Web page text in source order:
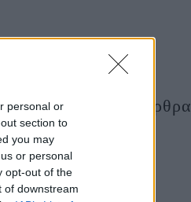
personal or
section to
you may
or personal
opt-out of the
of downstream
Τελευταία Άρθρα